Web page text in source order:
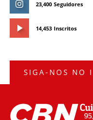
23,400 Seguidores
14,453 Inscritos
SIGA-NOS NO